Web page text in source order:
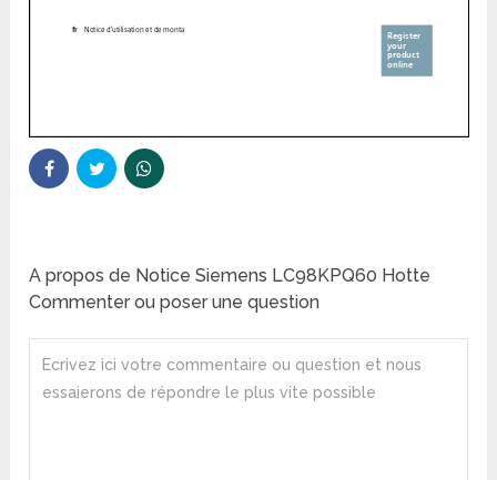
A propos de Notice Siemens LC98KPQ60 Hotte
Commenter ou poser une question